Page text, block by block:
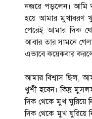
নজরে পড়লেন। আমি
হয়ে আমার মুখাবরণ
পেরেই আমার দিক
আবার তার সামনে
এভাবে কয়েকবার
আমার বিশ্বাস ছিল,
খুশী হবেন। কিন্তু
দিক থেকে মুখ ঘুরিয়ে
দিক থেকে মুখ